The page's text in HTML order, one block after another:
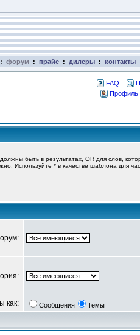
: форум : прайс : дилеры : контакты
FAQ
Профиль
быть в результатах, OR для слов,
Используйте * в качестве шаблона для
как: Сообщения Темы